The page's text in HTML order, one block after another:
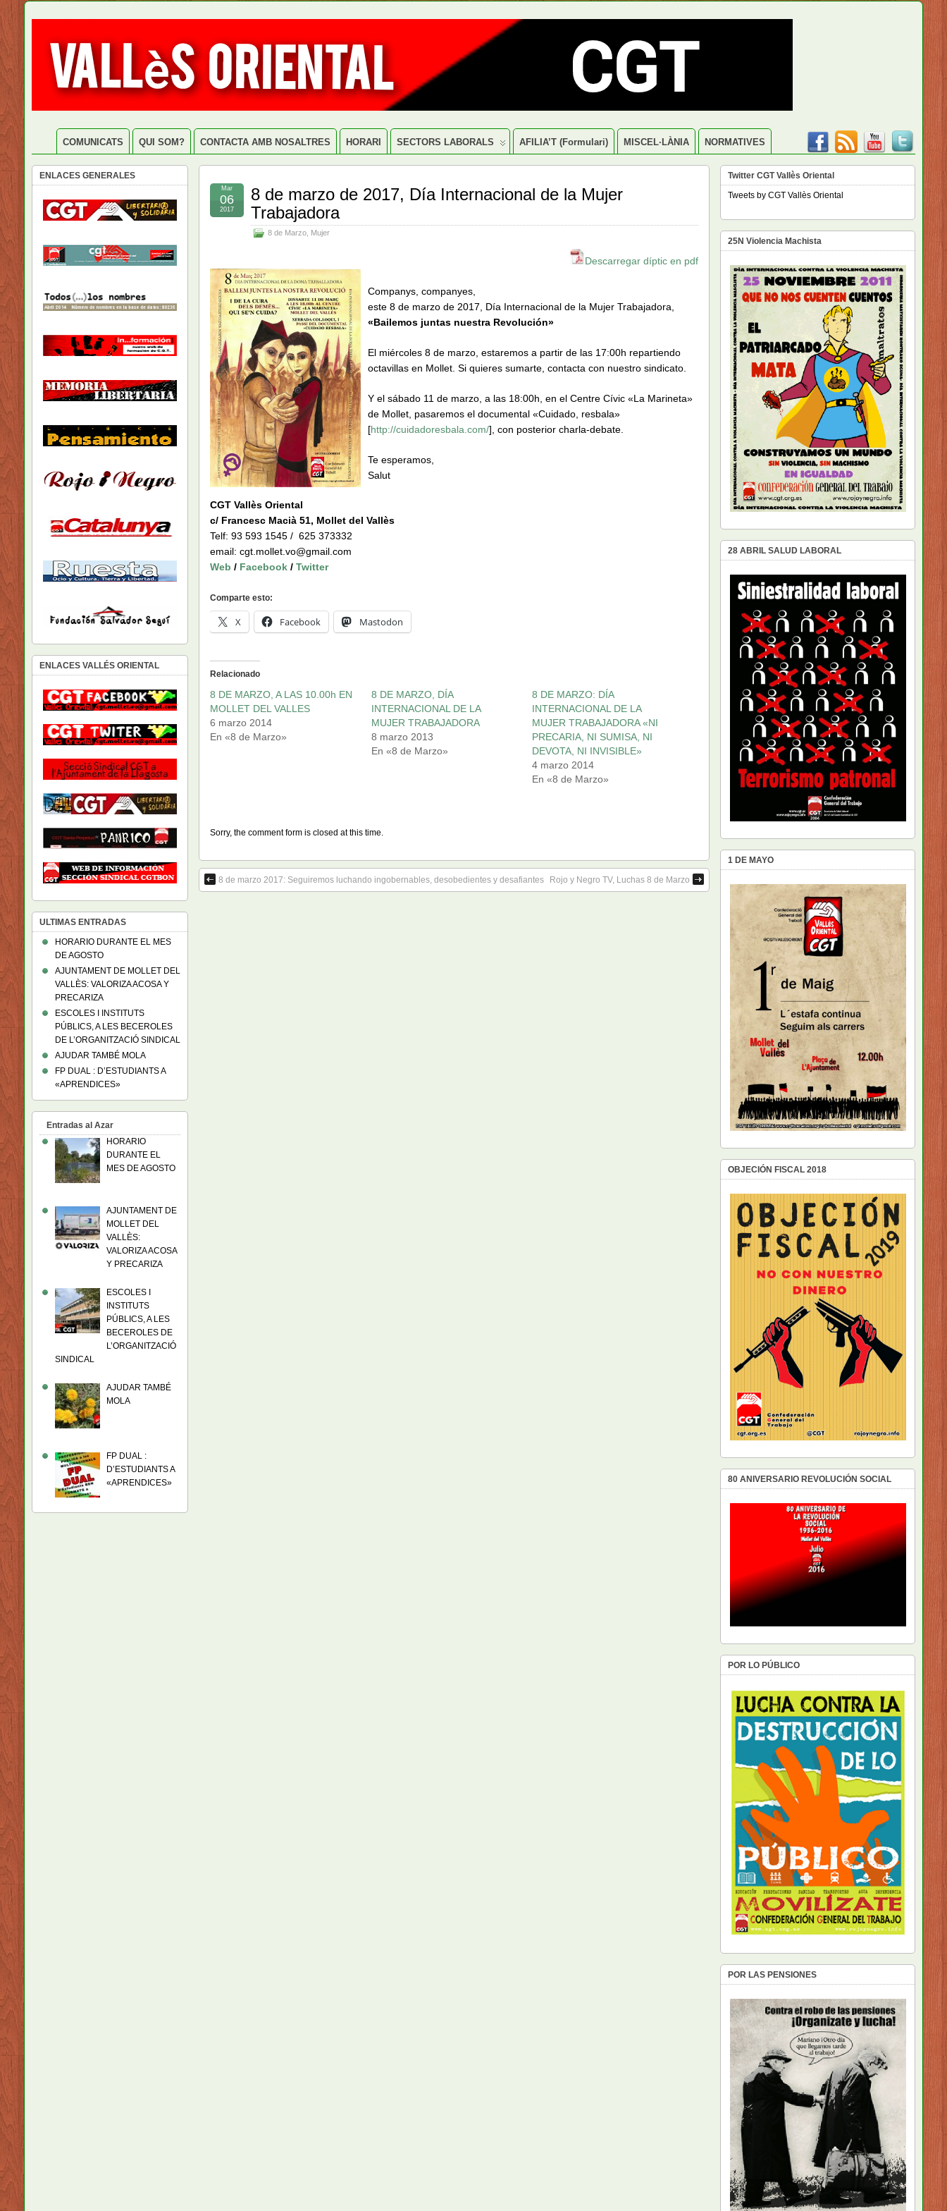
COMUNICATS QUI SOM? CONTACTA AMB NOSALTRES HORARI SECTORS LABORALS AFILIA’T (formulari) MISCEL·LÀNIA NORMATIVES
8 de marzo de 2017, Día Internacional de la Mujer
Trabajadora
8 de Marzo Mujer
Mar
06
2017
Descarregar díptic en pdf
Companys, companyes,
este 8 de marzo de 2017, Día Internacional de la Mujer Trabajadora,
«Bailemos juntas nuestra Revolución»
El miércoles 8 de marzo, estaremos a partir de las 17:00h repartiendo
octavillas en Mollet. Si quieres sumarte, contacta con nuestro sindicato.
Y el sábado 11 de marzo, a las 18:00h, en el Centre Cívic «La Marineta»
de Mollet, pasaremos el documental «Cuidado, resbala»
[http://cuidadoresbala.com/], con posterior charla-debate.
Te esperamos,
Salut
CGT Vallès Oriental
c/ Francesc Macià 51, Mollet del Vallès
Telf: 93 593 1545 / 625 373332
email: cgt.mollet.vo@gmail.com
Web / Facebook / Twitter
Comparte esto:
X Facebook Mastodon
Relacionado
8 DE MARZO, A LAS 10.00h EN
MOLLET DEL VALLES
6 marzo 2014
En «8 de Marzo»
8 DE MARZO, DÍA
INTERNACIONAL DE LA
MUJER TRABAJADORA
8 marzo 2013
En «8 de Marzo»
8 DE MARZO: DÍA
INTERNACIONAL DE LA
MUJER TRABAJADORA «NI
PRECARIA, NI SUMISA, NI
DEVOTA, NI INVISIBLE»
4 marzo 2014
En «8 de Marzo»
Sorry, the comment form is closed at this time.
8 de marzo 2017: Seguiremos luchando ingobernables, desobedientes y desafiantes Rojo y Negro TV, Luchas 8 de Marzo
ENLACES GENERALES
ENLACES VALLÉS ORIENTAL
ULTIMAS ENTRADAS
HORARIO DURANTE EL MES
DE AGOSTO
AJUNTAMENT DE MOLLET DEL
VALLÈS: VALORIZA ACOSA Y
PRECARIZA
ESCOLES I INSTITUTS
PÚBLICS, A LES BECEROLES
DE L’ORGANITZACIÓ SINDICAL
AJUDAR TAMBÉ MOLA
FP DUAL : D’ESTUDIANTS A
«APRENDICES»
Entradas al Azar
HORARIO
DURANTE EL
MES DE AGOSTO
AJUNTAMENT DE
MOLLET DEL
VALLÈS:
VALORIZA ACOSA
Y PRECARIZA
ESCOLES I
INSTITUTS
PÚBLICS, A LES
BECEROLES DE
L’ORGANITZACIÓ
SINDICAL
AJUDAR TAMBÉ
MOLA
FP DUAL :
D’ESTUDIANTS A
«APRENDICES»
Twitter CGT Vallès Oriental
Tweets by CGT Vallès Oriental
25N Violencia Machista
28 ABRIL SALUD LABORAL
1 DE MAYO
OBJECIÓN FISCAL 2018
80 ANIVERSARIO REVOLUCIÓN SOCIAL
POR LO PÚBLICO
POR LAS PENSIONES